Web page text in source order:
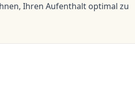
Ihren Aufenthalt optimal zu